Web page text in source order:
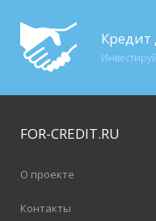
Кредит
FOR-CREDIT.RU
О проекте
Контакты